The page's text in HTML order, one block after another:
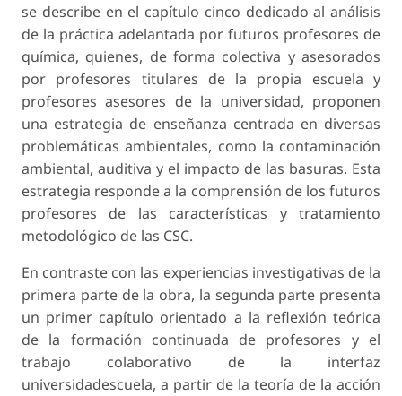
se describe en el capítulo cinco dedicado al análisis
de la práctica adelantada por futuros profesores de
química, quienes, de forma colectiva y asesorados
por profesores titulares de la propia escuela y
profesores asesores de la universidad, proponen
una estrategia de enseñanza centrada en diversas
problemáticas ambientales, como la contaminación
ambiental, auditiva y el impacto de las basuras. Esta
estrategia responde a la comprensión de los futuros
profesores de las características y tratamiento
metodológico de las CSC.
En contraste con las experiencias investigativas de la
primera parte de la obra, la segunda parte presenta
un primer capítulo orientado a la reflexión teórica
de la formación continuada de profesores y el
trabajo colaborativo de la interfaz
universidadescuela, a partir de la teoría de la acción